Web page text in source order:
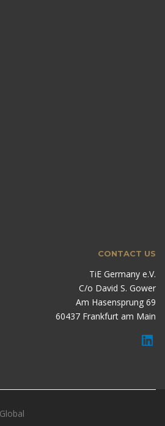
CONTACT US
TiE Germany e.V.
C/o David S. Gower
Am Hasensprung 69
60437 Frankfurt am Main